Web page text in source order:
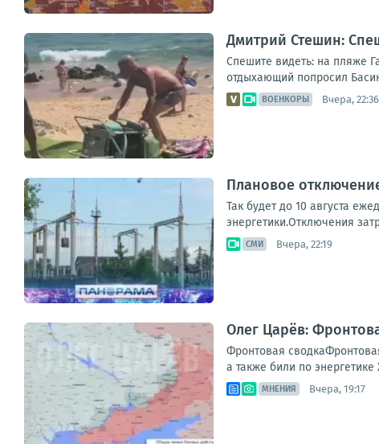
Дмитрий Стешин:
Спешите видеть: на пляже
отдыхающий попросил
ВОЕНКОРЫ Вчера, 22:36
Плановое
Так будет до 10 августа
энергетики.Отключения
СМИ Вчера, 22:19
Олег Царёв:
Фронтовая
а также били по
МНЕНИЯ Вчера, 19:17